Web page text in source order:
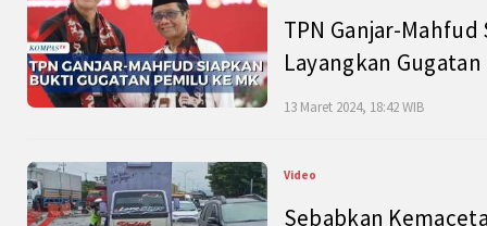
TPN Ganjar-
Layangkan
13 Maret 2024, 18:42 WIB
Video
Sebabkan